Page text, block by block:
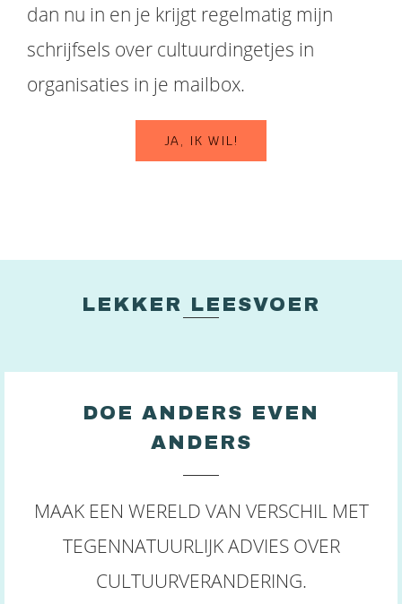
dan nu in en je krijgt regelmatig mijn
schrijfsels over cultuurdingetjes in
organisaties in je mailbox.
JA, IK WIL!
LEKKER LEESVOER
DOE ANDERS EVEN
ANDERS
MAAK EEN WERELD VAN VERSCHIL MET
TEGENNATUURLIJK ADVIES OVER
CULTUURVERANDERING.